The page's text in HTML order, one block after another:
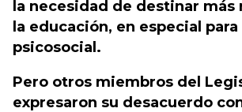
la necesidad de destinar más
la educación, en especial
psicosocial.
Pero otros miembros del
expresaron su desacuerdo